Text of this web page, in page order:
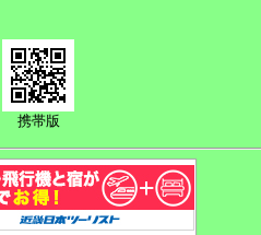
携帯版